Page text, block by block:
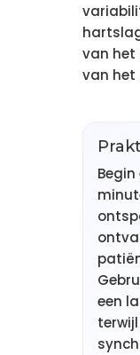
van het
van het
een